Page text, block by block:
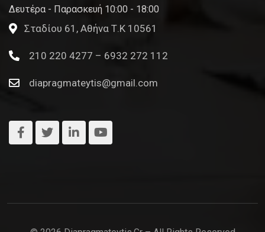
Δευτέρα - Παρασκευή 10:00 - 18:00
Σταδίου 61, Αθήνα Τ.Κ 10561
210 220 4277 – 6932 272 112
diapragmateytis@gmail.com